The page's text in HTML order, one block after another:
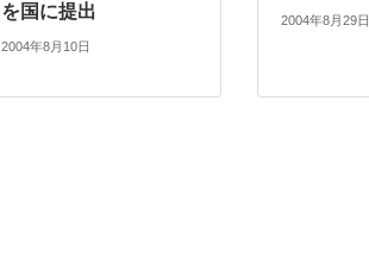
を国に提出
2004年8月10日
2004年8月29日